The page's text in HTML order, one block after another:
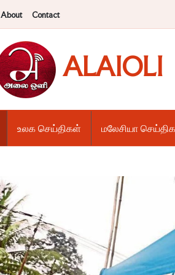
About Contact
ALAIOLI
உலக செய்திகள் மலேசியா